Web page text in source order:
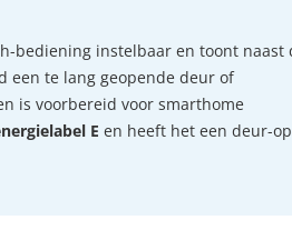
bediening instelbaar en toont naast
een te lang geopende deur of
is voorbereid voor smarthome
E en heeft het een deur-